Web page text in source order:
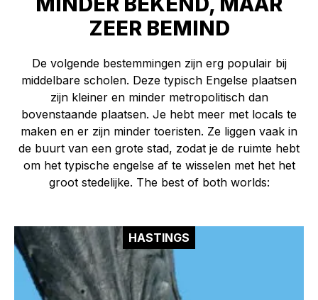
ZEER BEMIND
De volgende bestemmingen zijn erg populair bij
middelbare scholen. Deze typisch Engelse plaatsen
zijn kleiner en minder metropolitisch dan
bovenstaande plaatsen. Je hebt meer met locals te
maken en er zijn minder toeristen. Ze liggen vaak in
de buurt van een grote stad, zodat je de ruimte hebt
om het typische engelse af te wisselen met het het
groot stedelijke. The best of both worlds:
HASTINGS